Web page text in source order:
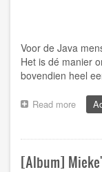
Voor de Java
Het is dé manier
bovendien heel
Read more about
Swing
Client/
[Album]